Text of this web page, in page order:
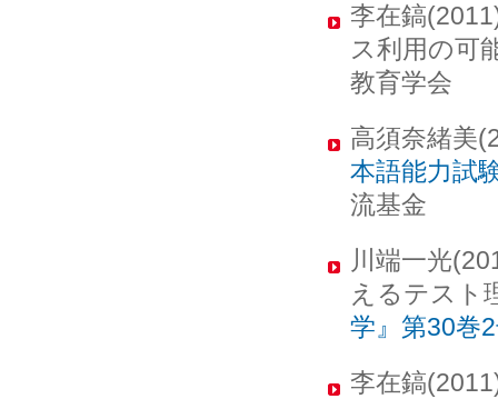
李在鎬
ス利用の可
教育学会
高須奈緒美
本語能力試
流基金
川端一光
えるテスト
学』第30巻
李在鎬